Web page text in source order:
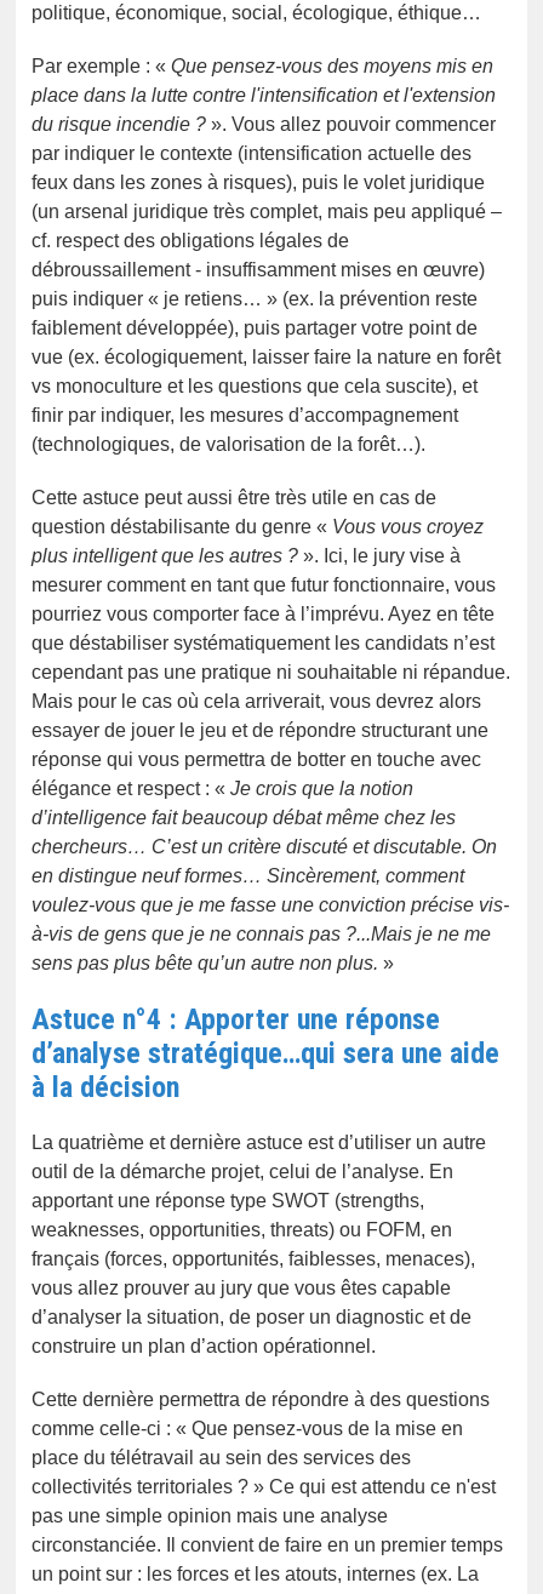
politique, économique, social, écologique, éthique…
Par exemple : «Que pensez-vous des moyens mis en
place dans la lutte contre l'intensification et l'extension
du risque incendie ? ». Vous allez pouvoir commencer
par indiquer le contexte (intensification actuelle des
feux dans les zones à risques), puis le volet juridique
(un arsenal juridique très complet, mais peu appliqué –
cf. respect des obligations légales de
débroussaillement - insuffisamment mises en œuvre)
puis indiquer « je retiens… » (ex. la prévention reste
faiblement développée), puis partager votre point de
vue (ex. écologiquement, laisser faire la nature en forêt
vs monoculture et les questions que cela suscite), et
finir par indiquer, les mesures d’accompagnement
(technologiques, de valorisation de la forêt…).
Cette astuce peut aussi être très utile en cas de
question déstabilisante du genre « Vous vous croyez
plus intelligent que les autres ? ». Ici, le jury vise à
mesurer comment en tant que futur fonctionnaire, vous
pourriez vous comporter face à l’imprévu. Ayez en tête
que déstabiliser systématiquement les candidats n’est
cependant pas une pratique ni souhaitable ni répandue.
Mais pour le cas où cela arriverait, vous devrez alors
essayer de jouer le jeu et de répondre structurant une
réponse qui vous permettra de botter en touche avec
élégance et respect : «Je crois que la notion
d’intelligence fait beaucoup débat même chez les
chercheurs… C’est un critère discuté et discutable. On
en distingue neuf formes… Sincèrement, comment
voulez-vous que je me fasse une conviction précise vis-
à-vis de gens que je ne connais pas ?...Mais je ne me
sens pas plus bête qu’un autre non plus. »
Astuce n°4 : Apporter une réponse
d’analyse stratégique…qui sera une aide
à la décision
La quatrième et dernière astuce est d’utiliser un autre
outil de la démarche projet, celui de l’analyse. En
apportant une réponse type SWOT (strengths,
weaknesses, opportunities, threats) ou FOFM, en
français (forces, opportunités, faiblesses, menaces),
vous allez prouver au jury que vous êtes capable
d’analyser la situation, de poser un diagnostic et de
construire un plan d’action opérationnel.
Cette dernière permettra de répondre à des questions
comme celle-ci : « Que pensez-vous de la mise en
place du télétravail au sein des services des
collectivités territoriales ? » Ce qui est attendu ce n'est
pas une simple opinion mais une analyse
circonstanciée. Il convient de faire en un premier temps
un point sur : les forces et les atouts, internes (ex. La